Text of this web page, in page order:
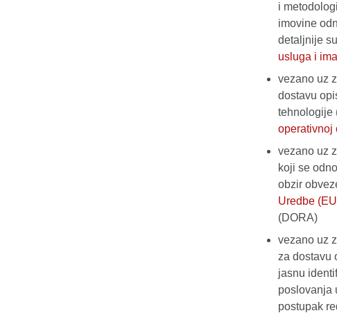
i
imovine
detaljnije
usluga i
vezano uz
dostavu
tehnologije
operativnoj
vezano uz
koji se
obzir
Uredbe
(DORA)
vezano uz
za dostavu
jasnu
poslovanja
postupak